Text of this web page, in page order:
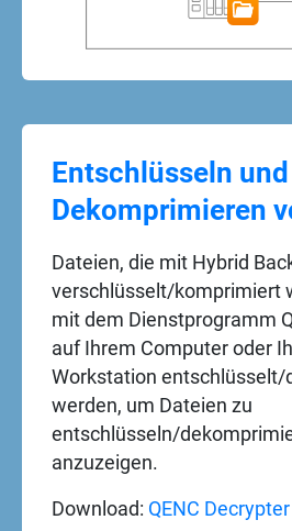
Entschlüsseln und
Dekomprimieren
Dateien, die mit Hybrid
verschlüsselt/komprimiert
mit dem Dienstprogramm
auf Ihrem Computer oder
Workstation
werden, um Dateien zu
entschlüsseln/
anzuzeigen.
Download: QENC Decrypter